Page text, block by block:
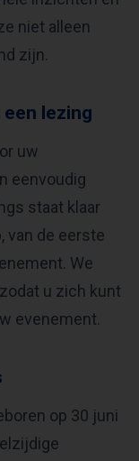
niet alleen
zijn.
lezing
uw
eenvoudig
staat klaar
van de eerste
We
u zich kunt
evenement.
op 30 juni